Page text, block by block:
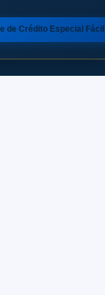
de Crédito Especial Fácil